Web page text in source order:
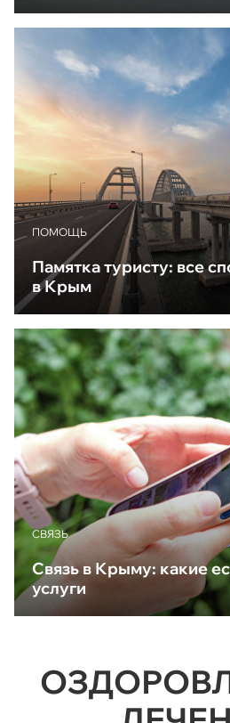
ПОМОЩЬ
Памятка туристу: все
в Крым
CВЯЗЬ
Связь в Крыму: какие
услуги